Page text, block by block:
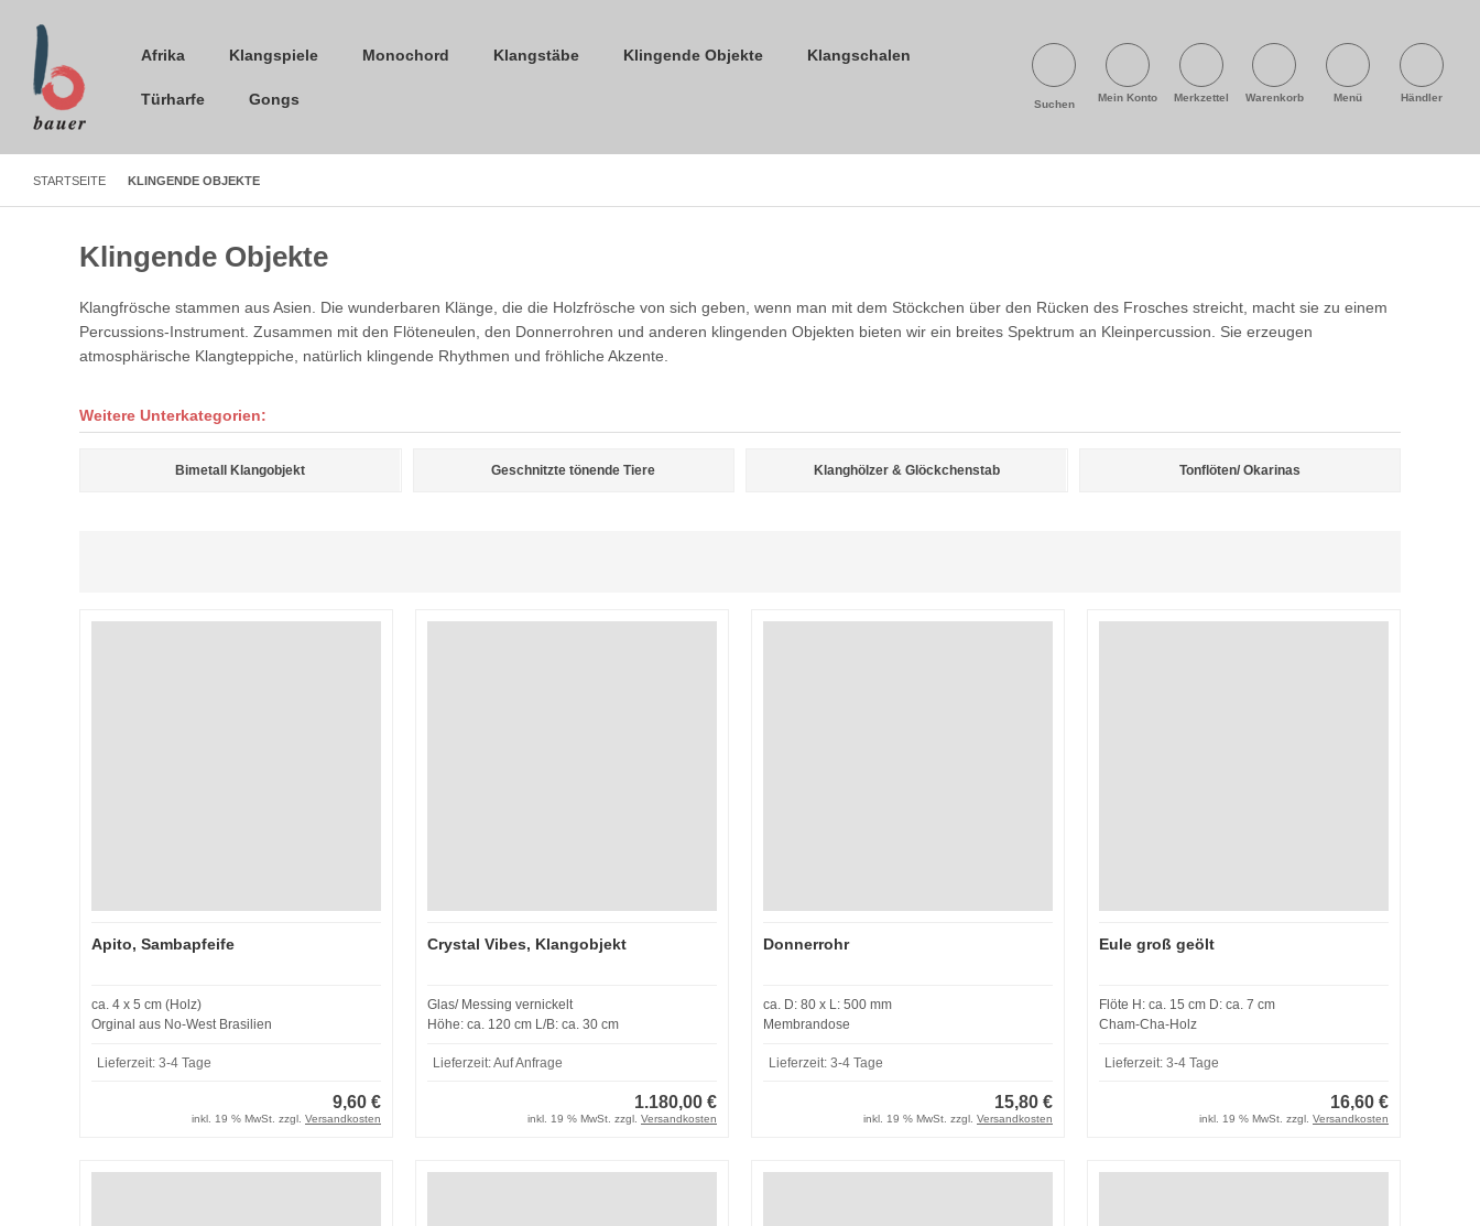
Afrika Klangspiele Monochord Klangstäbe Klingende Objekte Klangschalen
Türharfe Gongs Suchen
Mein Konto Merkzettel Warenkorb Menü Händler
STARTSEITE KLINGENDE OBJEKTE
Klingende Objekte
Klangfrösche stammen aus Asien. Die wunderbaren Klänge, die die Holzfrösche von sich geben, wenn man mit dem Stöckchen über den Rücken des Frosches streicht, macht sie zu einem
Percussions-Instrument. Zusammen mit den Flöteneulen, den Donnerrohren und anderen klingenden Objekten bieten wir ein breites Spektrum an Kleinpercussion. Sie erzeugen
atmosphärische Klangteppiche, natürlich klingende Rhythmen und fröhliche Akzente.
Weitere Unterkategorien:
Bimetall Klangobjekt Geschnitzte tönende Tiere Klanghölzer & Glöckchenstab Tonflöten/ Okarinas
Apito, Sambapfeife
ca. 4 x 5 cm (Holz)
Orginal aus No-West Brasilien
Lieferzeit: 3-4 Tage
9,60 €
inkl. 19 % MwSt. zzgl. Versandkosten
Crystal Vibes, Klangobjekt
Glas/ Messing vernickelt
Höhe: ca. 120 cm L/B: ca. 30 cm
Lieferzeit:Auf Anfrage
1.180,00 €
inkl. 19 % MwSt. zzgl. Versandkosten
Donnerrohr
ca. D: 80 x L: 500 mm
Membrandose
Lieferzeit: 3-4 Tage
15,80 €
inkl. 19 % MwSt. zzgl. Versandkosten
Eule groß geölt
Flöte H: ca. 15 cm D: ca. 7 cm
Cham-Cha-Holz
Lieferzeit: 3-4 Tage
16,60 €
inkl. 19 % MwSt. zzgl. Versandkosten